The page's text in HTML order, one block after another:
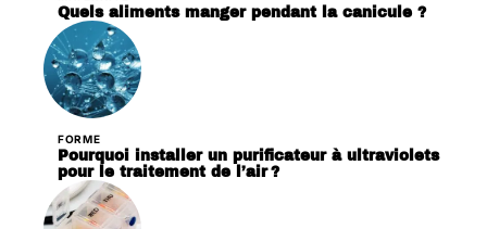
Quels aliments manger pendant la canicule ?
FORME
Pourquoi installer un purificateur à ultraviolets
pour le traitement de l’air ?